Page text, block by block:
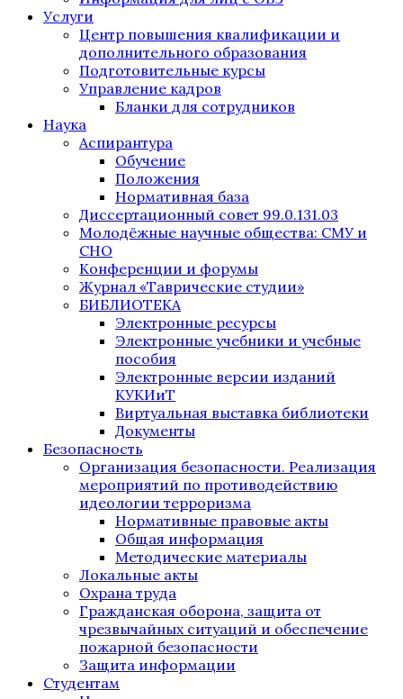
Услуги
Центр повышения квалификации и
дополнительного образования
Подготовительные курсы
Управление кадров
Бланки для сотрудников
Наука
Аспирантура
Обучение
Положения
Нормативная база
Диссертационный совет 99.0.131.03
Молодёжные научные общества: СМУ и
СНО
Конференции и форумы
Журнал «Таврические студии»
БИБЛИОТЕКА
Электронные ресурсы
Электронные учебники и учебные
пособия
Электронные версии изданий
КУКИиТ
Виртуальная выставка библиотеки
Документы
Безопасность
Организация безопасности. Реализация
мероприятий по противодействию
идеологии терроризма
Нормативные правовые акты
Общая информация
Методические материалы
Локальные акты
Охрана труда
Гражданская оборона, защита от
чрезвычайных ситуаций и обеспечение
пожарной безопасности
Защита информации
Студентам